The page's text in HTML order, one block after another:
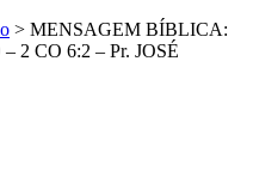
> MENSAGEM BÍBLICA:
2 CO 6:2 – Pr. JOSÉ